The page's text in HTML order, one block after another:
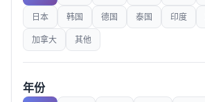
日本 韩国 德国 泰国 印度
加拿大 其他
年份